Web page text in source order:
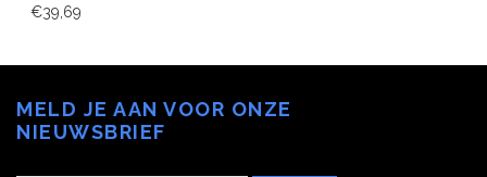
€39,69
MELD JE AAN VOOR ONZE
NIEUWSBRIEF